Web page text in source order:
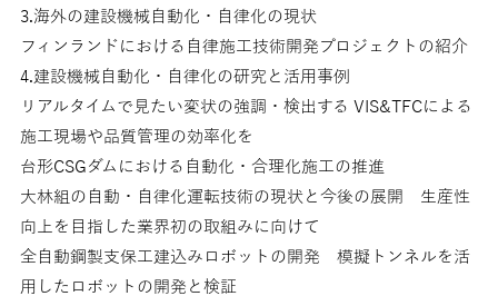
3.海外の建設機械自動化・自律化の現状
フィンランドにおける自律施工技術開発プロジェクトの紹介
4.建設機械自動化・自律化の研究と活用事例
リアルタイムで見たい変状の強調・検出する VIS&TFCによる
施工現場や品質管理の効率化を
台形CSGダムにおける自動化・合理化施工の推進
大林組の自動・自律化運転技術の現状と今後の展開 生産性
向上を目指した業界初の取組みに向けて
全自動鋼製支保工建込みロボットの開発 模擬トンネルを活
用したロボットの開発と検証